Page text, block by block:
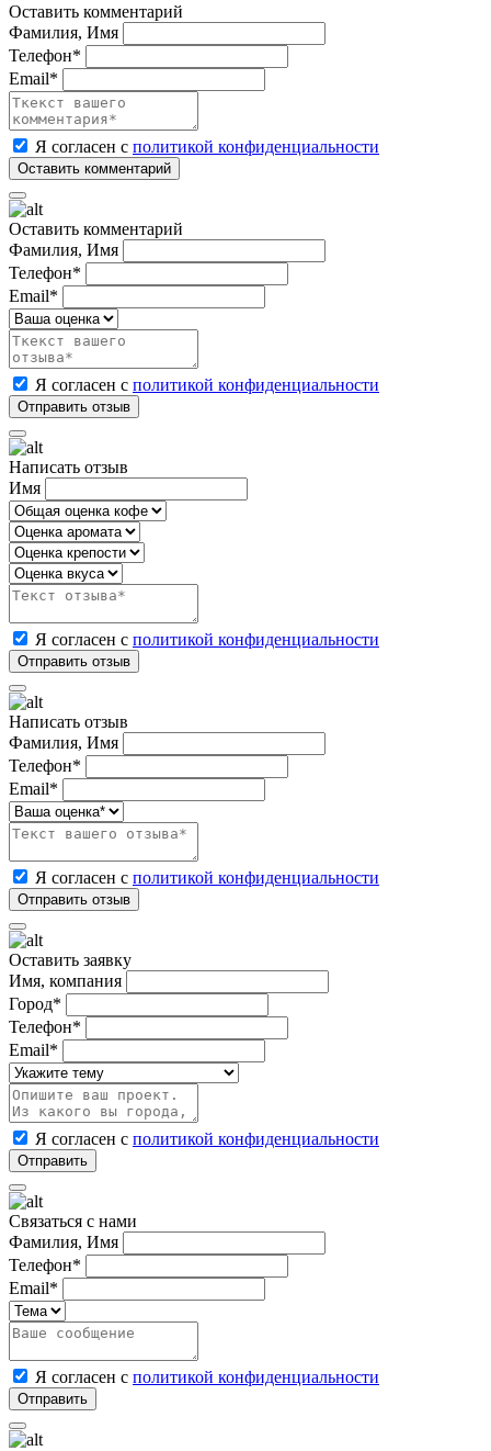
Оставить комментарий
Фамилия, Имя
Телефон*
Email*
Я согласен с политикой конфиденциальности
Оставить комментарий
Фамилия, Имя
Телефон*
Email*
Я согласен с политикой конфиденциальности
Написать отзыв
Имя
Я согласен с политикой конфиденциальности
Написать отзыв
Фамилия, Имя
Телефон*
Email*
Я согласен с политикой конфиденциальности
Оставить заявку
Имя, компания
Город*
Телефон*
Email*
Я согласен с политикой конфиденциальности
Связаться с нами
Фамилия, Имя
Телефон*
Email*
Я согласен с политикой конфиденциальности